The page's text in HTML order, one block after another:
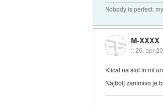
Nobody is perfect,
M-XXXX
::26. apr
Klical na siol in mi
Najbolj zanimivo je